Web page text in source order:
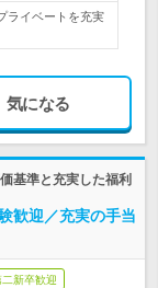
ライベートを充実
気になる
基準と充実した福利
歓迎／充実の手当
二新卒歓迎